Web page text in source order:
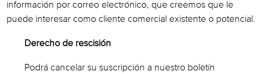
información por correo electrónico, que creemos que le
puede interesar como cliente comercial existente o potencial.
Derecho de rescisión
Podrá cancelar su suscripción a nuestro boletín